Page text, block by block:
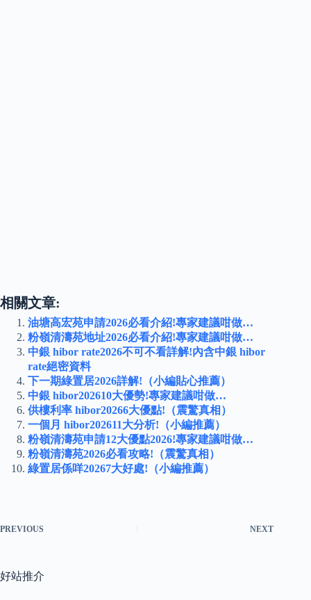
相關文章:
油塘高宏苑申請2026必看介紹!專家建議咁做…
粉嶺清濤苑地址2026必看介紹!專家建議咁做…
中銀 hibor rate2026不可不看詳解!內含中銀 hibor
rate絕密資料
下一期綠置居2026詳解!（小編貼心推薦）
中銀 hibor202610大優勢!專家建議咁做…
供樓利率 hibor20266大優點!（震驚真相）
一個月 hibor202611大分析!（小編推薦）
粉嶺清濤苑申請12大優點2026!專家建議咁做…
粉嶺清濤苑2026必看攻略!（震驚真相）
綠置居係咩20267大好處!（小編推薦）
PREVIOUS NEXT
好站推介